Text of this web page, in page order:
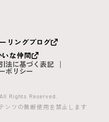
リングブログ
な仲間
法に基づく表記
ポリシー
Rights Reserved.
ンツの無断使用を禁止します